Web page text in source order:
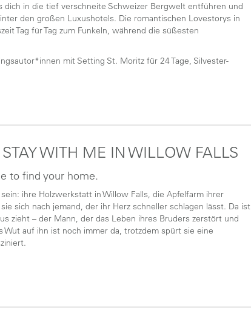
in die tief verschneite Schweizer Bergwelt entführen und
den großen Luxushotels. Die romantischen Lovestorys in
Tag für Tag zum Funkeln, während die süßesten
mit Setting St. Moritz für 24 Tage, Silvester-
WITH ME IN WILLOW FALLS
to find your home.
ihre Holzwerkstatt in Willow Falls, die Apfelfarm ihrer
sich nach jemand, der ihr Herz schneller schlagen lässt. Da ist
zieht – der Mann, der das Leben ihres Bruders zerstört und
auf ihn ist noch immer da, trotzdem spürt sie eine